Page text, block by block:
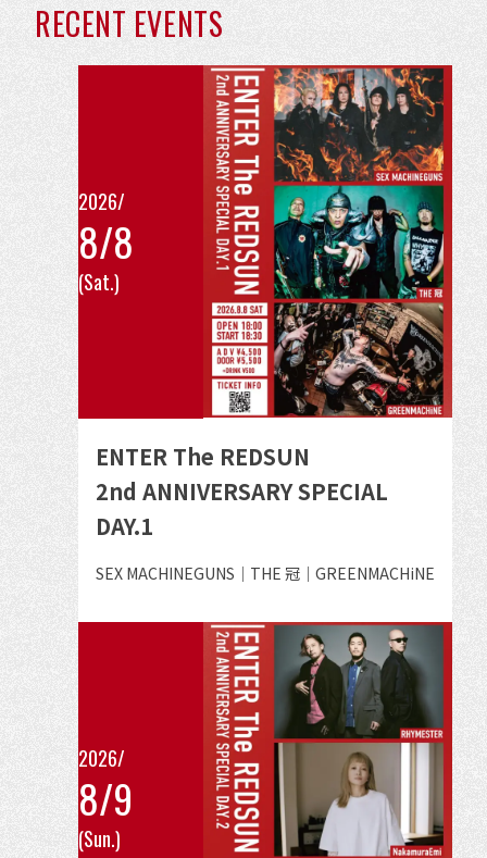
RECENT EVENTS
日
開
催
の
イ
ベ
ン
ト
2026/
8/8
(Sat.)
ENTER The REDSUN
2nd ANNIVERSARY SPECIAL
DAY.1
出
者
SEX MACHINEGUNS｜THE 冠｜GREENMACHiNE
こ
の
詳
細
を
2026/
8/9
(Sun.)
こ
の